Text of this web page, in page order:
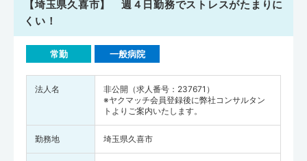
【埼玉県久喜市】 週４日勤務でストレスがたまりに
くい！
常勤 一般病院
法人名
非公開（求人番号：237671）
※ヤクマッチ会員登録後に弊社コンサルタン
トよりご案内いたします。
勤務地 埼玉県久喜市